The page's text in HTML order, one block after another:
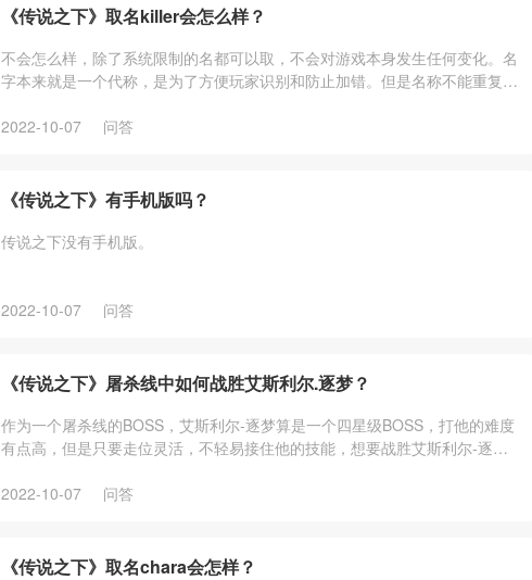
《传说之下》取名killer会怎么样？
不会怎么样，除了系统限制的名都可以取，不会对游戏本身发生任何变化。名
字本来就是一个代称，是为了方便玩家识别和防止加错。但是名称不能重复。
2022-10-07
问答
《传说之下》有手机版吗？
传说之下没有手机版。
2022-10-07 问答
《传说之下》屠杀线中如何战胜艾斯利尔.逐梦？
作为一个屠杀线的BOSS，艾斯利尔-逐梦算是一个四星级BOSS，打他的难度
有点高，但是只要走位灵活，不轻易接住他的技能，想要战胜艾斯利尔-逐梦
2022-10-07
问答
《传说之下》取名chara会怎样？